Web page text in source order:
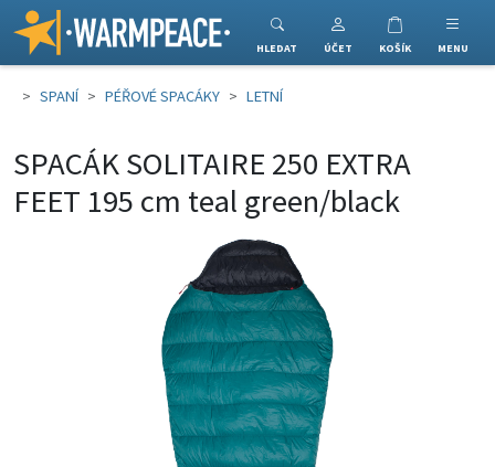
Warmpeace
HLEDAT ÚČET KOŠÍK MENU
SPANÍ PÉŘOVÉ SPACÁKY LETNÍ
SPACÁK SOLITAIRE 250 EXTRA
FEET 195 cm teal green/black